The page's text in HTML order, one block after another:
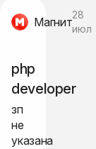
Магнит
28
июл
php
developer
зп
не
указана